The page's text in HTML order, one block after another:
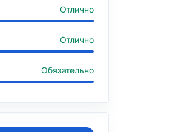
Отлично
Отлично
Обязательно